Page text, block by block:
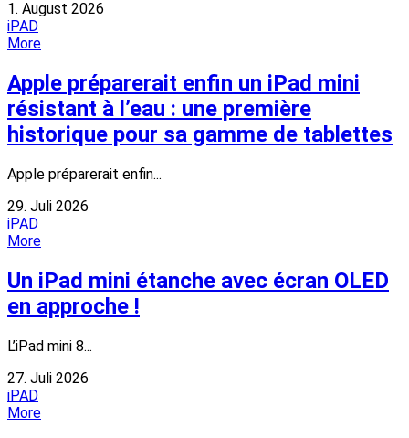
1. August 2026
iPAD
More
Apple préparerait enfin un iPad mini
résistant à l’eau : une première
historique pour sa gamme de tablettes
Apple préparerait enfin...
29. Juli 2026
iPAD
More
Un iPad mini étanche avec écran OLED
en approche !
L’iPad mini 8...
27. Juli 2026
iPAD
More